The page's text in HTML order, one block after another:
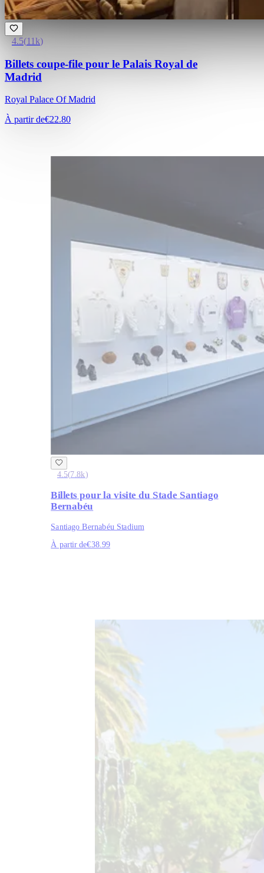
4.5(11k)
Billets coupe-file pour le Palais Royal de
Madrid
Royal Palace Of Madrid
À partir de€22.80
4.5(7.8k)
Billets pour la visite du Stade Santiago
Bernabéu
Santiago Bernabéu Stadium
À partir de€38.99